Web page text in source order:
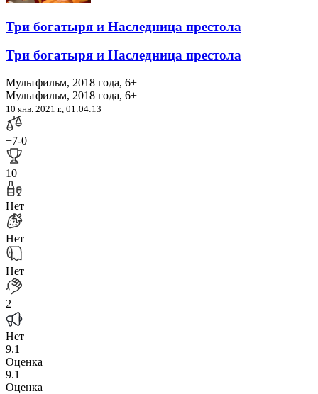
Три богатыря и Наследница престола
Три богатыря и Наследница престола
Мультфильм, 2018 года, 6+
Мультфильм, 2018 года, 6+
10 янв. 2021 г., 01:04:13
+7-0
10
Нет
Нет
Нет
2
Нет
9.1
Оценка
9.1
Оценка